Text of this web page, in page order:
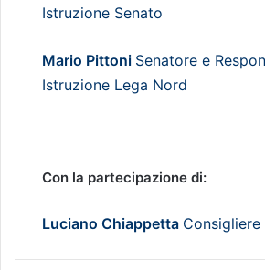
Istruzione Senato
Mario Pittoni Senatore e
Istruzione Lega Nord
Con la partecipazione di:
Luciano Chiappetta